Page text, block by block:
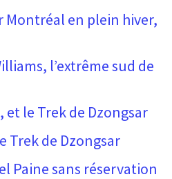
Montréal en plein hiver,
l’extrême sud de
et le Trek de Dzongsar
Trek de Dzongsar
Paine sans réservation